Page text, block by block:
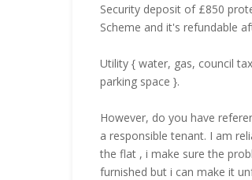
Security deposit of £850
Scheme and it's refundable
Utility { water, gas, council
parking space }.
However, do you have
a responsible tenant. I am
the flat , i make sure the
furnished but i can make it